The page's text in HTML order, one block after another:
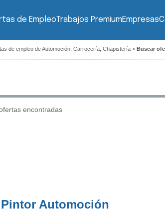
de EmpleoTrabajos PremiumEmpresas
de empleo de Automoción, Carrocería, Chapistería > Buscar
encontradas
Pintor Automoción